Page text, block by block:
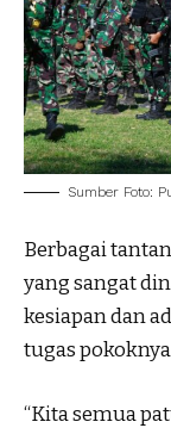
Sumber Foto:
Berbagai
yang sangat
kesiapan dan
tugas
“Kita semua